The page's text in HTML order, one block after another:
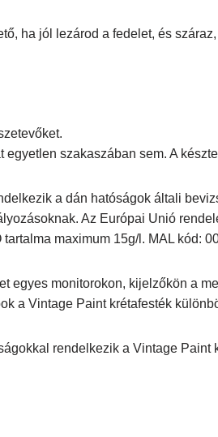
ha jól lezárod a fedelet, és
szakaszában sem. A
a dán hatóságok általi
Az Európai Unió
maximum 15g/l. MAL kód:
egyes monitorokon, kijelzőkön a
a Vintage Paint krétafesték
rendelkezik a Vintage Paint